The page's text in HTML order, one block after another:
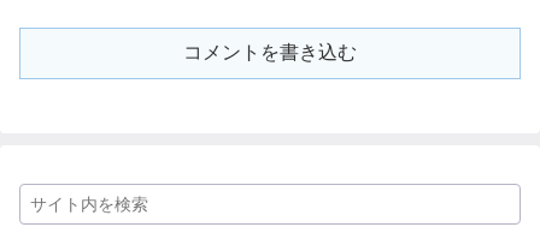
コメントを書き込む